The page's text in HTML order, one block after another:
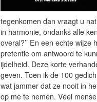
tegenkomen dan vraagt u
in harmonie, ondanks alle
overal?’’ En een echte
pretentie om antwoord te
ijdelheid. Deze korte
geven. Toen ik de 100
wat jammer dat ze nooit in
op me te nemen. Veel